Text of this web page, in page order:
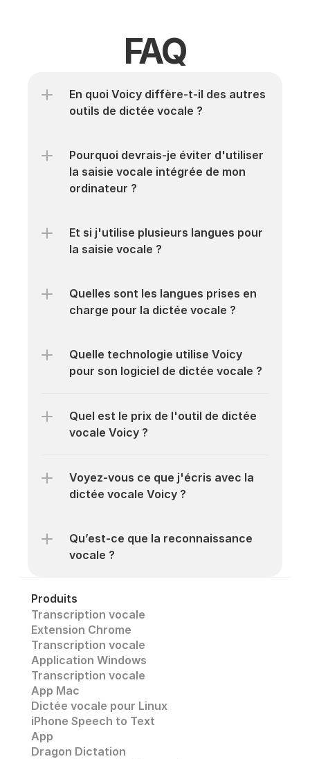
FAQ
En quoi Voicy diffère-t-il des autres
outils de dictée vocale ?
Pourquoi devrais-je éviter d'utiliser
la saisie vocale intégrée de mon
ordinateur ?
Et si j'utilise plusieurs langues pour
la saisie vocale ?
Quelles sont les langues prises en
charge pour la dictée vocale ?
Quelle technologie utilise Voicy
pour son logiciel de dictée vocale ?
Quel est le prix de l'outil de dictée
vocale Voicy ?
Voyez-vous ce que j'écris avec la
dictée vocale Voicy ?
Qu’est-ce que la reconnaissance
vocale ?
Produits
Transcription vocale
Extension Chrome
Transcription vocale
Application Windows
Transcription vocale
App Mac
Dictée vocale pour Linux
iPhone Speech to Text
App
Dragon Dictation